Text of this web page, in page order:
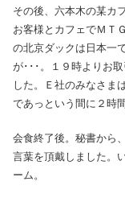
その後、六本木の某カ
お客様とカフェでＭＴ
の北京ダックは日本一
が･･･。１９時よりお
した。Ｅ社のみなさま
であっという間に２時
会食終了後。秘書から
言葉を頂戴しました。
ーム。